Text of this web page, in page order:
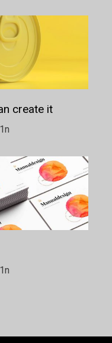
create it